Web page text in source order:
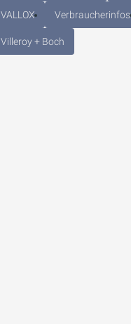
VALLOX Verbraucherinfos
Villeroy + Boch